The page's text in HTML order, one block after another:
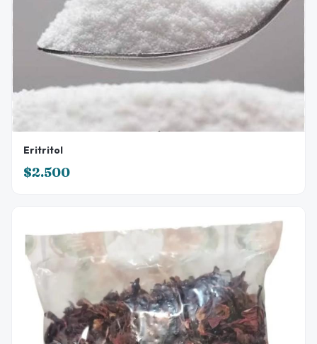
Eritritol
$2.500